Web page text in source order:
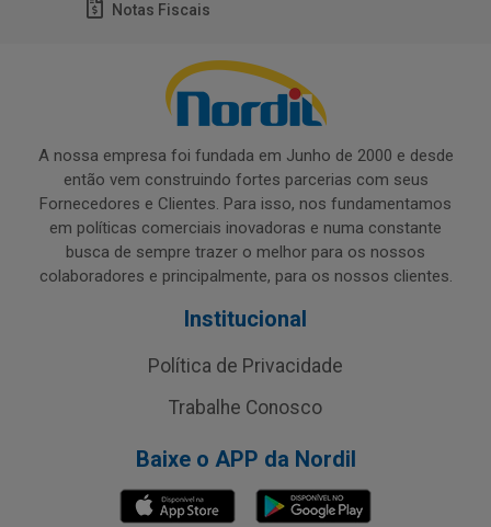
Notas Fiscais
A nossa empresa foi fundada em Junho de 2000 e desde
então vem construindo fortes parcerias com seus
Fornecedores e Clientes. Para isso, nos fundamentamos
em políticas comerciais inovadoras e numa constante
busca de sempre trazer o melhor para os nossos
colaboradores e principalmente, para os nossos clientes.
Institucional
Política de Privacidade
Trabalhe Conosco
Baixe o APP da Nordil